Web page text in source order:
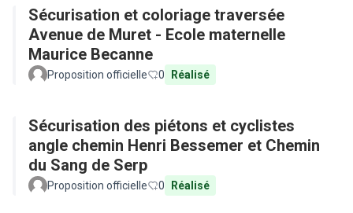
Sécurisation et coloriage traversée
Avenue de Muret - Ecole maternelle
Maurice Becanne
Proposition officielle 0 Réalisé
Sécurisation des piétons et cyclistes
angle chemin Henri Bessemer et Chemin
du Sang de Serp
Proposition officielle 0 Réalisé